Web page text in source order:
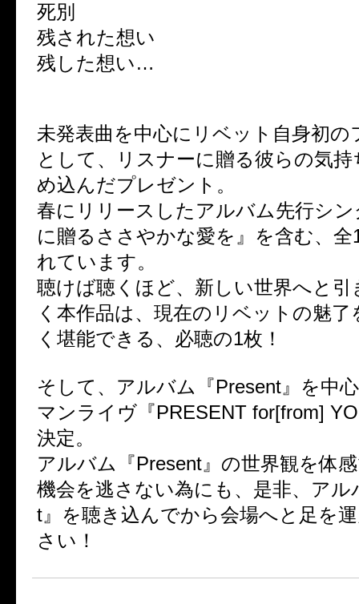
死別
残された想い
残した想い…
未発表曲を中心にリベット自身初の
として、リスナーに贈る彼らの気
め込んだプレゼント。
春にリリースしたアルバム先行シ
に贈るささやかな愛を』を含む、全
れています。
聴けば聴くほど、新しい世界へと
く本作品は、現在のリベットの魅
く堪能できる、必聴の1枚！
そして、アルバム『Present』を中
マンライヴ『PRESENT for[from]
決定。
アルバム『Present』の世界観を体
機会を逃さない為にも、是非、アル
t』を聴き込んでから会場へと足を
さい！